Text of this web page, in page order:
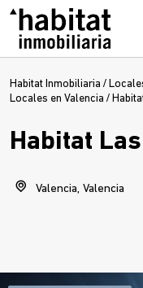
Habitat Inmobiliaria /
Locales en Valencia /
Habitat
Valencia, Valencia